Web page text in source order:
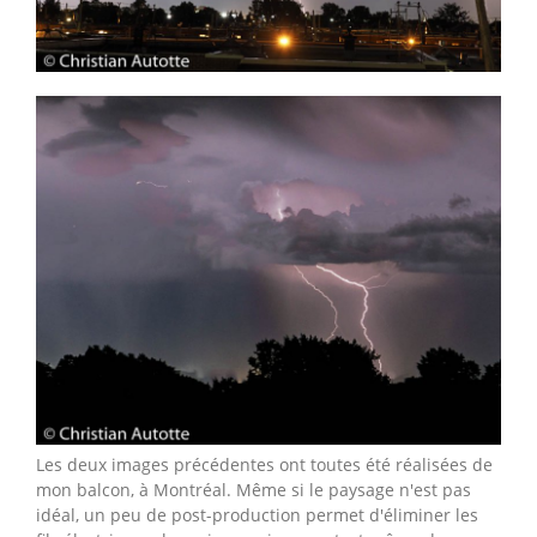
Les deux images précédentes ont toutes été réalisées de
mon balcon, à Montréal. Même si le paysage n'est pas
idéal, un peu de post-production permet d'éliminer les